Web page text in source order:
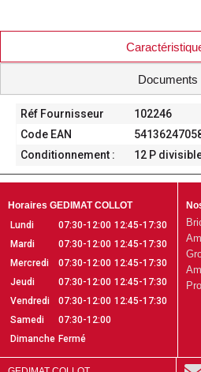
Documents
Réf Fournisseur
102246
Code EAN
Conditionnement :
12 P
Horaires GEDIMAT COLLOT
Lundi
07:30-12:00 12:45-17:30
Mardi
07:30-12:00 12:45-17:30
Mercredi
07:30-12:00 12:45-17:30
Jeudi
07:30-12:00 12:45-17:30
Vendredi
07:30-12:00 12:45-17:30
Samedi
07:30-12:00
Dimanche Fermé